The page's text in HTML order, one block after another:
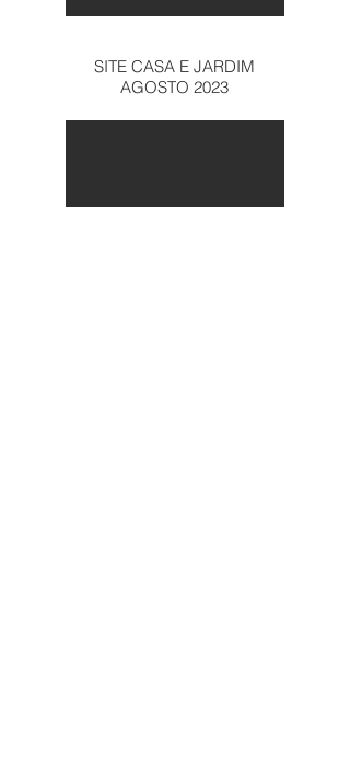
SITE CASA E JARDIM
AGOSTO 2023